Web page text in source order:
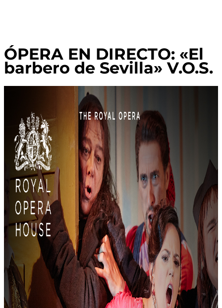
ÓPERA EN DIRECTO: «El
barbero de Sevilla» V.O.S.